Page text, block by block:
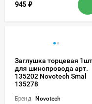
945 ₽
Заглушка торцевая 1шт
для шинопровода арт.
135202 Novotech Smal
135278
Бренд: Novotech